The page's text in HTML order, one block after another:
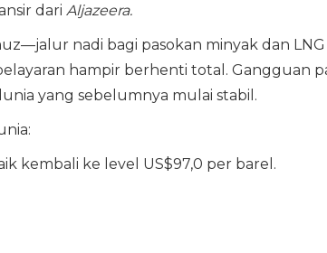
dari Aljazeera.
nadi bagi pasokan minyak dan
hampir berhenti total. Gangguan
yang sebelumnya mulai stabil.
kembali ke level US$97,0 per barel.